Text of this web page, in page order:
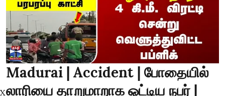
Madurai | Accident | போதையில்
லாரியை தாறுமாறாக ஓட்டிய நபர் |
X